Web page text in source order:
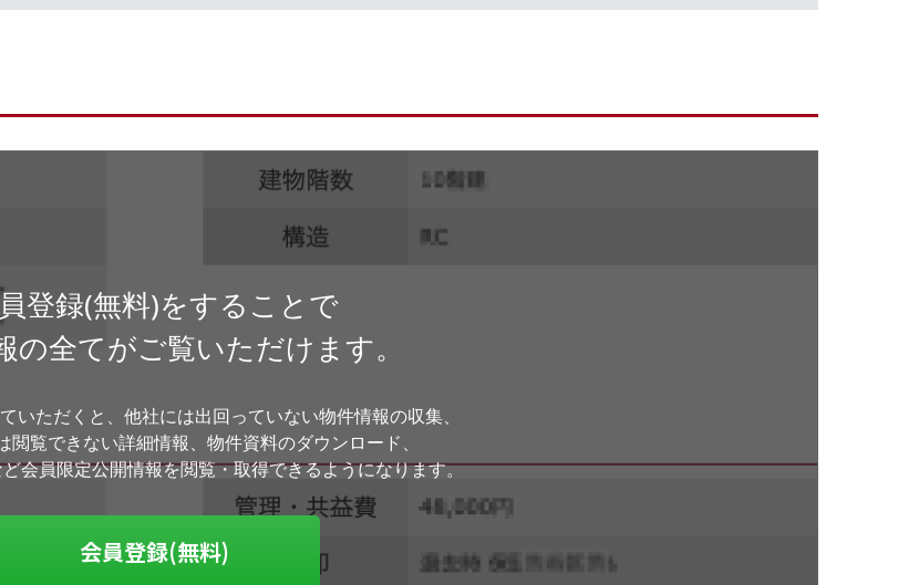
登録(無料)をすることで
の全てがご覧いただけます。
いただくと、他社には出回っていない物件情報の収集、
閲覧できない詳細情報、物件資料のダウンロード、
会員限定公開情報を閲覧・取得できるようになります。
会員登録(無料)